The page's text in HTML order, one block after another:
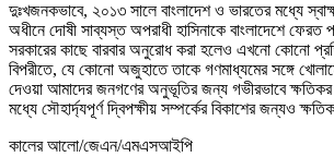
দুঃখজনকভাবে, ২০১৩ সালে বাংলাদেশ ও ভারতের মধ্যে
অধীনে দোষী সাব্যস্ত অপরাধী হাসিনাকে বাংলাদেশে ফেরত
সরকারের কাছে বারবার অনুরোধ করা হলেও এখনো কোনো
বিপরীতে, যে কোনো অজুহাতে তাকে গণমাধ্যমের সঙ্গে
দেওয়া আমাদের জনগণের অনুভূতির জন্য গভীরভাবে ক্ষতিকর
মধ্যে সৌহার্দ্যপূর্ণ দ্বিপক্ষীয় সম্পর্কের বিকাশের জন্যও
কালের আলো/জেএন/এমএসআইপি